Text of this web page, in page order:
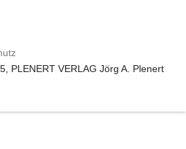
PLENERT VERLAG Jörg A. Plenert